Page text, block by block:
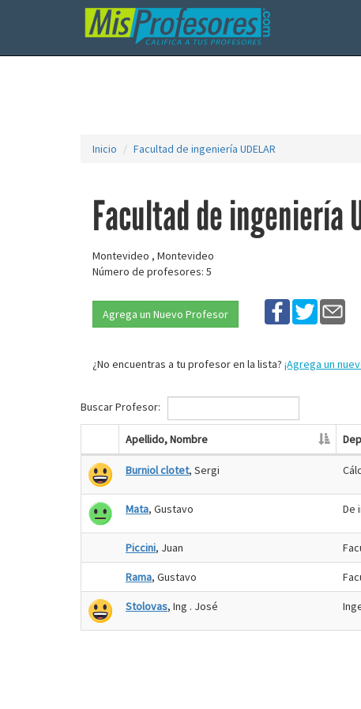
Inicio Facultad de ingeniería UDELAR
Facultad de ingeniería
Montevideo , Montevideo
Número de profesores: 5
Agrega un Nuevo Profesor
¿No encuentras a tu profesor en la lista? ¡Agrega un
Buscar Profesor:
Apellido, Nombre
Burniol clotet, Sergi
Mata, Gustavo De
Piccini, Juan
Rama, Gustavo
Stolovas, Ing . José